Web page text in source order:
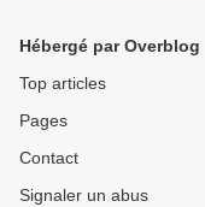
Hébergé par Overblog
Top articles
Pages
Contact
Signaler un abus